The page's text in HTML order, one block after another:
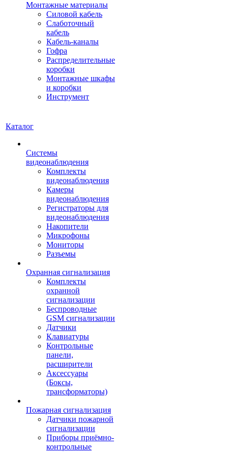
Монтажные материалы
Силовой кабель
Слаботочный
кабель
Кабель-каналы
Гофра
Распределительные
коробки
Монтажные шкафы
и коробки
Инструмент
Каталог
Системы
видеонаблюдения
Комплекты
видеонаблюдения
Камеры
видеонаблюдения
Регистраторы для
видеонаблюдения
Накопители
Микрофоны
Мониторы
Разъемы
Охранная сигнализация
Комплекты
охранной
сигнализации
Беспроводные
GSM сигнализации
Датчики
Клавиатуры
Контрольные
панели,
расширители
Аксессуары
(Боксы,
трансформаторы)
Пожарная сигнализация
Датчики пожарной
сигнализации
Приборы приёмно-
контрольные